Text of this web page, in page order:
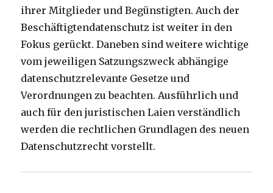
ihrer Mitglieder und Begünstigten. Auch der
Beschäftigtendatenschutz ist weiter in den
Fokus gerückt. Daneben sind weitere wichtige
vom jeweiligen Satzungszweck abhängige
datenschutzrelevante Gesetze und
Verordnungen zu beachten. Ausführlich und
auch für den juristischen Laien verständlich
werden die rechtlichen Grundlagen des neuen
Datenschutzrecht vorstellt.